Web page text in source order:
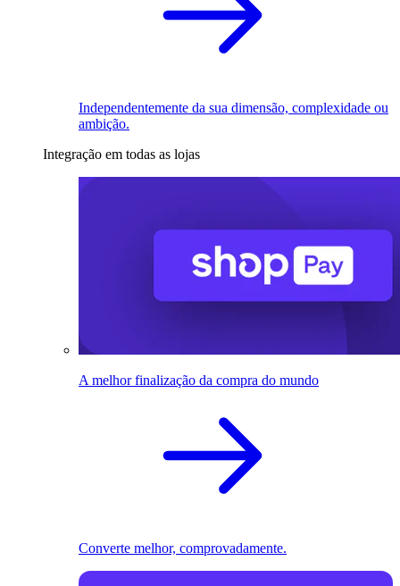
Independentemente da sua dimensão, complexidade ou
ambição.
Integração em todas as lojas
A melhor finalização da compra do mundo
Converte melhor, comprovadamente.